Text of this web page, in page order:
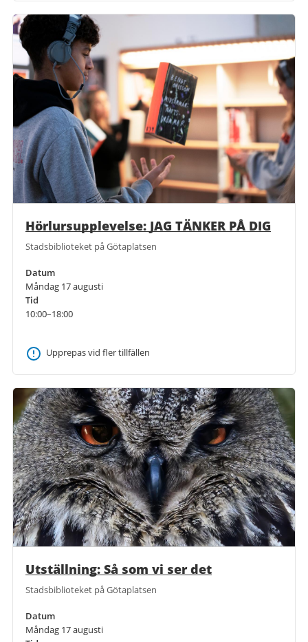
Hörlursupplevelse: JAG TÄNKER PÅ DIG
Stadsbiblioteket på Götaplatsen
Datum
Måndag 17 augusti
Tid
10:00–18:00
Upprepas vid fler tillfällen
Utställning: Så som vi ser det
Stadsbiblioteket på Götaplatsen
Datum
Måndag 17 augusti